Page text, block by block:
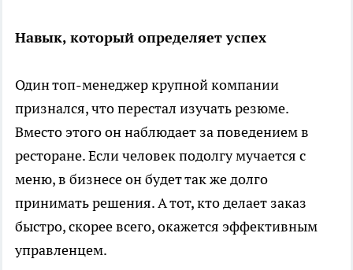
Навык, который определяет успех
Один топ-менеджер крупной компании
признался, что перестал изучать резюме.
Вместо этого он наблюдает за поведением в
ресторане. Если человек подолгу мучается с
меню, в бизнесе он будет так же долго
принимать решения. А тот, кто делает заказ
быстро, скорее всего, окажется эффективным
управленцем.